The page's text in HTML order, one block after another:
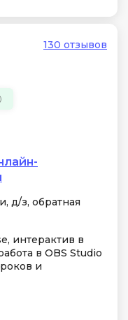
130 отзывов
д/з, обратная
интерактив в
в OBS Studio
и